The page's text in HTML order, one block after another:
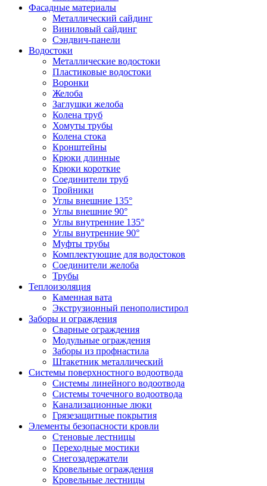
Фасадные материалы
Металлический сайдинг
Виниловый сайдинг
Сэндвич-панели
Водостоки
Металлические водостоки
Пластиковые водостоки
Воронки
Желоба
Заглушки желоба
Колена труб
Хомуты трубы
Колена стока
Кронштейны
Крюки длинные
Крюки короткие
Соединители труб
Тройники
Углы внешние 135°
Углы внешние 90°
Углы внутренние 135°
Углы внутренние 90°
Муфты трубы
Комплектующие для водостоков
Соединители желоба
Трубы
Теплоизоляция
Каменная вата
Экструзионный пенополистирол
Заборы и ограждения
Сварные ограждения
Модульные ограждения
Заборы из профнастила
Штакетник металлический
Системы поверхностного водоотвода
Системы линейного водоотвода
Системы точечного водоотвода
Канализационные люки
Грязезащитные покрытия
Элементы безопасности кровли
Стеновые лестницы
Переходные мостики
Снегозадержатели
Кровельные ограждения
Кровельные лестницы